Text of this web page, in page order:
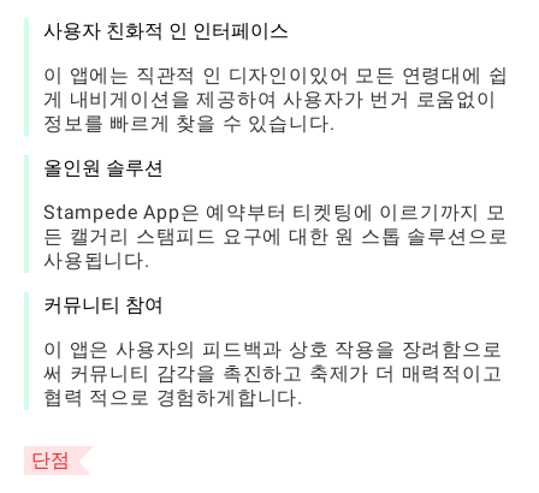
사용자 친화적 인 인터페이스
이 앱에는 직관적 인 디자인이있어 모든 연령대에 쉽
게 내비게이션을 제공하여 사용자가 번거 로움없이
정보를 빠르게 찾을 수 있습니다.
올인원 솔루션
Stampede App은 예약부터 티켓팅에 이르기까지 모
든 캘거리 스탬피드 요구에 대한 원 스톱 솔루션으로
사용됩니다.
커뮤니티 참여
이 앱은 사용자의 피드백과 상호 작용을 장려함으로
써 커뮤니티 감각을 촉진하고 축제가 더 매력적이고
협력 적으로 경험하게합니다.
단점